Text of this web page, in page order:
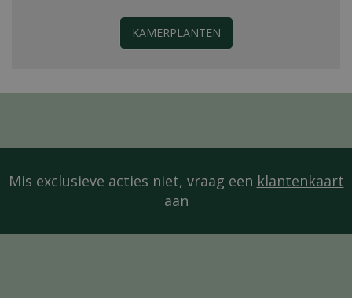
KAMERPLANTEN
Mis exclusieve acties niet, vraag een klantenkaart
aan